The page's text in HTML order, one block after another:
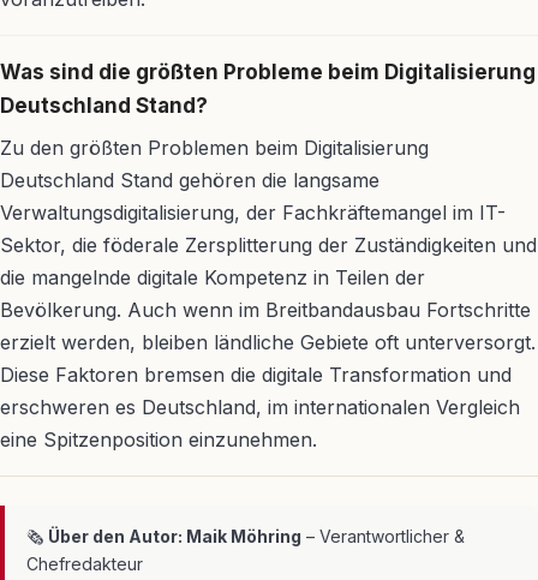
Was sind die größten Probleme beim Digitalisierung
Deutschland Stand?
Zu den größten Problemen beim Digitalisierung
Deutschland Stand gehören die langsame
Verwaltungsdigitalisierung, der Fachkräftemangel im IT-
Sektor, die föderale Zersplitterung der Zuständigkeiten und
die mangelnde digitale Kompetenz in Teilen der
Bevölkerung. Auch wenn im Breitbandausbau Fortschritte
erzielt werden, bleiben ländliche Gebiete oft unterversorgt.
Diese Faktoren bremsen die digitale Transformation und
erschweren es Deutschland, im internationalen Vergleich
eine Spitzenposition einzunehmen.
🗞 Über den Autor: Maik Möhring – Verantwortlicher &
Chefredakteur